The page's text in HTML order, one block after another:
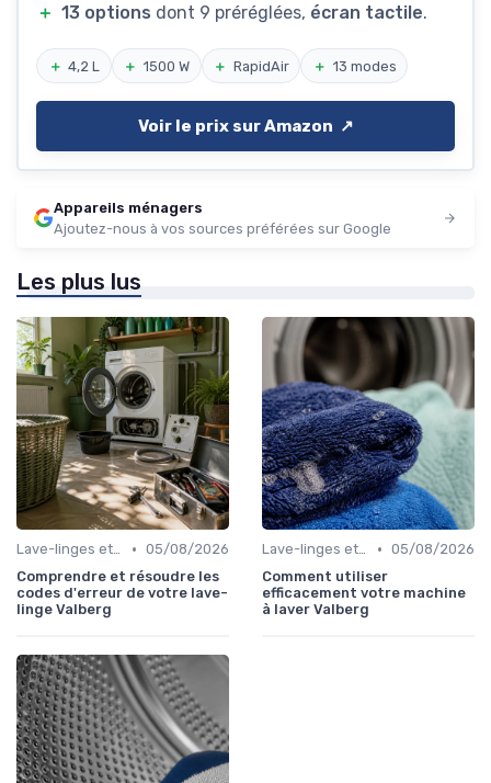
＋ 13 options dont 9 préréglées, écran tactile.
＋ 4,2 L ＋ 1500 W ＋ RapidAir ＋ 13 modes
Voir le prix sur Amazon ↗️
Appareils ménagers
Ajoutez-nous à vos sources préférées sur Google
Les plus lus
Lave-linges et Sèche-linges • 05/08/2026
Comprendre et résoudre les
codes d'erreur de votre lave-
linge Valberg
Lave-linges et Sèche-linges • 05/08/2026
Comment utiliser
efficacement votre machine
à laver Valberg